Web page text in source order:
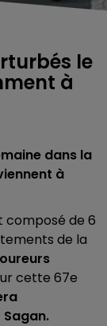
le
à
dans la
à
composé de 6
de la
cette 67e